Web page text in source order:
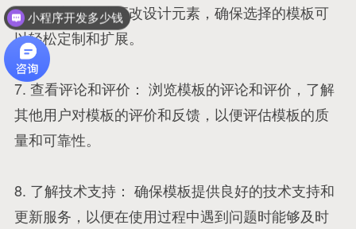
添加特定功能或更改设计元素，确保选择的模板可
以轻松定制和扩展。
7. 查看评论和评价： 浏览模板的评论和评价，了解
其他用户对模板的评价和反馈，以便评估模板的质
量和可靠性。
8. 了解技术支持： 确保模板提供良好的技术支持和
更新服务，以便在使用过程中遇到问题时能够及时
小程序开发多少钱